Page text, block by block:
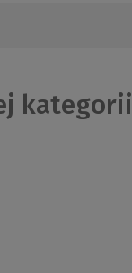
kategorii